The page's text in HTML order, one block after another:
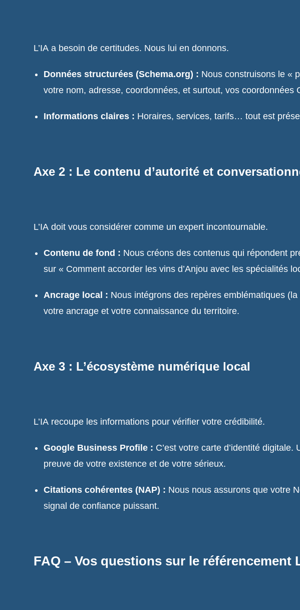
L’IA a besoin de certitudes. Nous lui en donnons.
Données structurées (Schema.org) : Nous construisons le «
votre nom, adresse, coordonnées, et surtout, vos coordonnées
Informations claires : Horaires, services, tarifs… tout est
Axe 2 : Le contenu d’autorité et
L’IA doit vous considérer comme un expert incontournable.
Contenu de fond : Nous créons des contenus qui répondent
sur « Comment accorder les vins d’Anjou avec les spécialités
Ancrage local : Nous intégrons des repères emblématiques (la
votre ancrage et votre connaissance du territoire.
Axe 3 : L’écosystème numérique local
L’IA recoupe les informations pour vérifier votre crédibilité.
Google Business Profile : C’est votre carte d’identité
preuve de votre existence et de votre sérieux.
Citations cohérentes (NAP) : Nous nous assurons que votre
signal de confiance puissant.
FAQ – Vos questions sur le référencement